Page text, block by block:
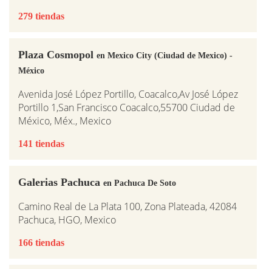
279 tiendas
Plaza Cosmopol en Mexico City (Ciudad de Mexico) -
México
Avenida José López Portillo, Coacalco,Av José López
Portillo 1,San Francisco Coacalco,55700 Ciudad de
México, Méx., Mexico
141 tiendas
Galerias Pachuca en Pachuca De Soto
Camino Real de La Plata 100, Zona Plateada, 42084
Pachuca, HGO, Mexico
166 tiendas